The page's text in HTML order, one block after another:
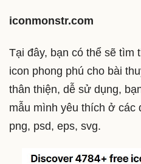
iconmonstr.com
Tại đây, bạn có thể sẽ tìm
icon phong phú cho bài
thân thiện, dễ sử dụng,
mẫu mình yêu thích ở các
png, psd, eps, svg.